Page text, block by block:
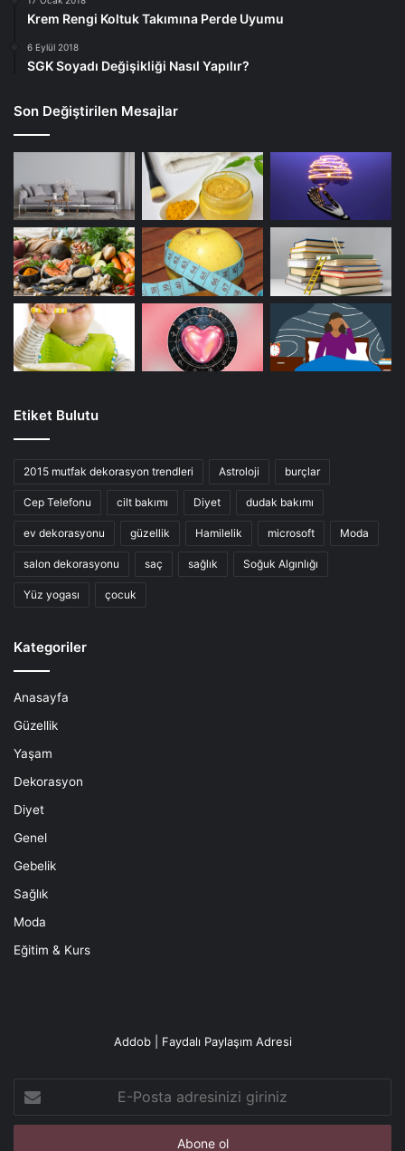
Krem Rengi Koltuk Takımına Perde Uyumu
6 Eylül 2018
SGK Soyadı Değişikliği Nasıl Yapılır?
Son Değiştirilen Mesajlar
Etiket Bulutu
2015 mutfak dekorasyon trendleri Astroloji burçlar
Cep Telefonu cilt bakımı Diyet dudak bakımı
ev dekorasyonu güzellik Hamilelik microsoft Moda
salon dekorasyonu saç sağlık Soğuk Algınlığı
Yüz yogası çocuk
Kategoriler
Anasayfa
Güzellik
Yaşam
Dekorasyon
Diyet
Genel
Gebelik
Sağlık
Moda
Eğitim & Kurs
Addob | Faydalı Paylaşım Adresi
Posta
adresinizi